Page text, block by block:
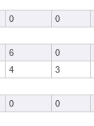
0 0
6 0
4 3
0 0